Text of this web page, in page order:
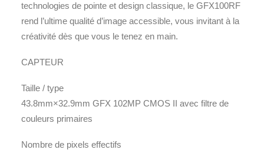
technologies de pointe et design classique, le GFX100RF
rend l’ultime qualité d’image accessible, vous invitant à la
créativité dès que vous le tenez en main.
CAPTEUR
Taille / type
43.8mm×32.9mm GFX 102MP CMOS II avec filtre de
couleurs primaires
Nombre de pixels effectifs